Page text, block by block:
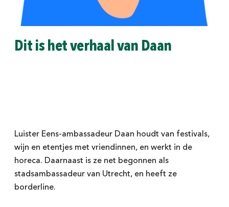
Dit is het verhaal van Daan
Luister Eens-ambassadeur Daan houdt van festivals,
wijn en etentjes met vriendinnen, en werkt in de
horeca. Daarnaast is ze net begonnen als
stadsambassadeur van Utrecht, en heeft ze
borderline.